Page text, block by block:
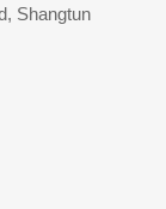
Shangtun